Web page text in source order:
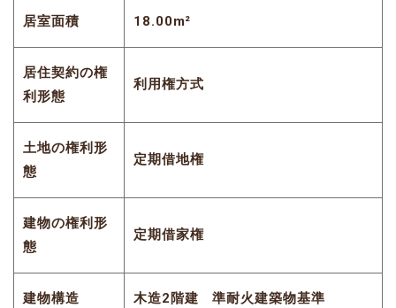
居室面積 18.00m²
居住契約の権
利形態
利用権方式
土地の権利形
態
定期借地権
建物の権利形
態
定期借家権
建物構造 木造2階建 準耐火建築物基準